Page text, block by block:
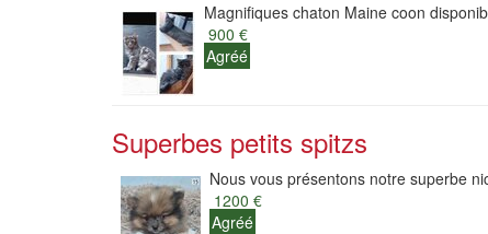
Magnifiques chaton Maine coon
900 €
Agréé
Superbes petits spitzs
Nous vous présentons notre superbe
1200 €
Agréé